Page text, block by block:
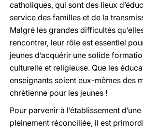
catholiques, qui sont des lieux
service des familles et de la
Malgré les grandes difficultés
rencontrer, leur rôle est essentiel
jeunes d’acquérir une solide
culturelle et religieuse. Que les
enseignants soient eux-mêmes des
chrétienne pour les jeunes !
Pour parvenir à l’établissement
pleinement réconciliée, il est